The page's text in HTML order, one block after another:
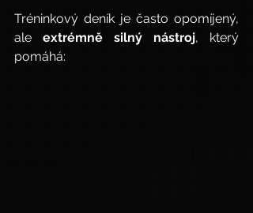
Tréninkový deník je často opomíjený,
ale extrémně silný nástroj, který
pomáhá: